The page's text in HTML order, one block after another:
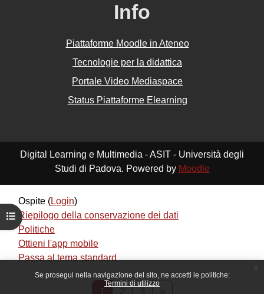
Se prosegui nella navigazione del sito, ne accetti le politiche:
Termini di utilizzo
Apri indice del corso
Pagina 1Pagina 2Pagina 3
Info
Piattaforme Moodle in Ateneo
Tecnologie per la didattica
Portale Video Mediaspace
Status Piattaforme Elearning
Digital Learning e Multimedia - ASIT - Università degli
Studi di Padova. Powered by Moodle
Ospite (Login)
Riepilogo della conservazione dei dati
Politiche
Ottieni l'app mobile
Passa al tema standard